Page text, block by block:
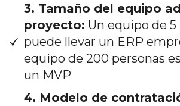
3. Tamaño del equipo
proyecto: Un equipo de 5
puede llevar un ERP
equipo de 200 personas
un MVP
4. Modelo de